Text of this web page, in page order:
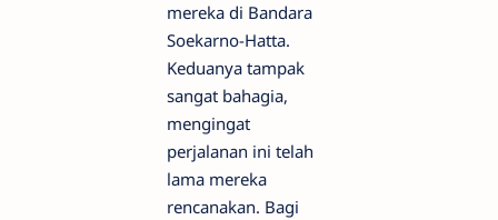
mereka di Bandara
Soekarno-Hatta.
Keduanya tampak
sangat bahagia,
mengingat
perjalanan ini telah
lama mereka
rencanakan. Bagi